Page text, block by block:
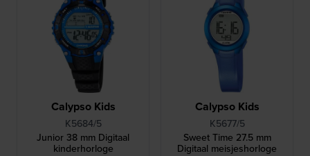
Calypso Kids
K5684/5
Junior 38 mm Digitaal
kinderhorloge
Calypso Kids
K5677/5
Sweet Time 27.5 mm
Digitaal meisjeshorloge